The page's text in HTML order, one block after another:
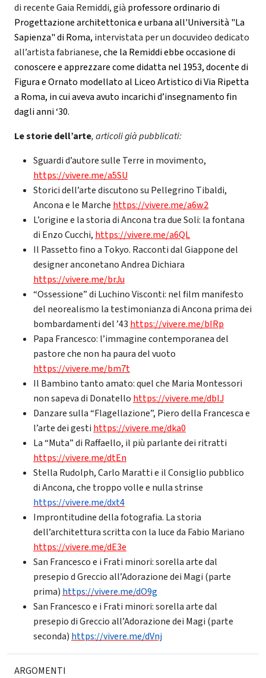
di recente Gaia Remiddi, già professore ordinario di
Progettazione architettonica e urbana all'Università "La
Sapienza" di Roma, intervistata per un docuvideo dedicato
all’artista fabrianese,che la Remiddi ebbe occasione di
conoscere e apprezzare come didatta nel 1953, docente di
Figura e Ornato modellato al Liceo Artistico di Via Ripetta
a Roma, in cui aveva avuto incarichi d’insegnamento fin
dagli anni ‘30.
Lestorie dell’arte, articoli già pubblicati:
Sguardi d’autore sulle Terre in movimento,
https://vivere.me/a5SU
Storici dell’arte discutono su Pellegrino Tibaldi,
Ancona e le Marche https://vivere.me/a6w2
L’origine e la storia di Ancona tra due Soli: la fontana
di Enzo Cucchi, https://vivere.me/a6QL
Il Passetto fino a Tokyo. Racconti dal Giappone del
designer anconetano Andrea Dichiara
https://vivere.me/brJu
“Ossessione” di Luchino Visconti: nel film manifesto
del neorealismo la testimonianza di Ancona prima dei
bombardamenti del ’43 https://vivere.me/bIRp
Papa Francesco: l’immagine contemporanea del
pastore che non ha paura del vuoto
https://vivere.me/bm7t
Il Bambino tanto amato: quel che Maria Montessori
non sapeva di Donatello https://vivere.me/dblJ
Danzare sulla “Flagellazione”, Piero della Francesca e
l’arte dei gesti https://vivere.me/dka0
La “Muta” di Raffaello, il più parlante dei ritratti
https://vivere.me/dtEn
Stella Rudolph, Carlo Maratti e il Consiglio pubblico
di Ancona, che troppo volle e nulla strinse
https://vivere.me/dxt4
Improntitudine della fotografia. La storia
dell’architettura scritta con la luce da Fabio Mariano
https://vivere.me/dE3e
San Francesco e i Frati minori: sorella arte dal
presepio d Greccio all’Adorazione dei Magi (parte
prima) https://vivere.me/dO9g
San Francesco e i Frati minori: sorella arte dal
presepio di Greccio all’Adorazione dei Magi (parte
seconda) https://vivere.me/dVnj
ARGOMENTI